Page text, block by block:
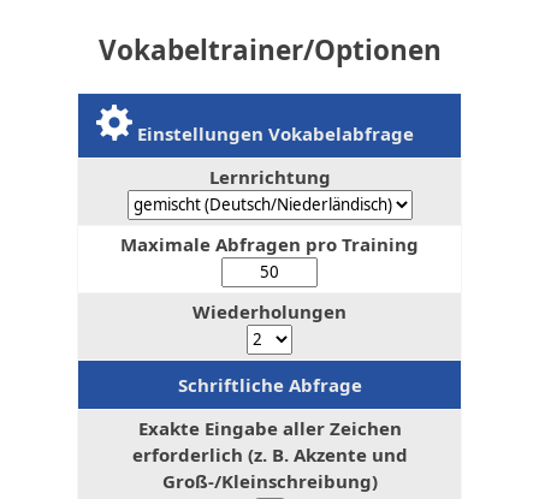
Vokabeltrainer/Optionen
Einstellungen Vokabelabfrage
Lernrichtung
Maximale Abfragen pro Training
Wiederholungen
Schriftliche Abfrage
Exakte Eingabe aller Zeichen
erforderlich (z. B. Akzente und
Groß-/Kleinschreibung)